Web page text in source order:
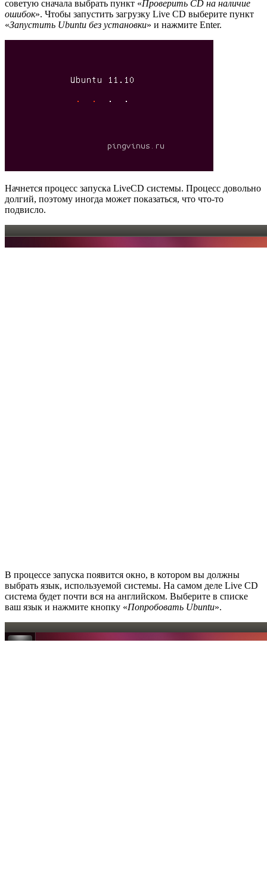
советую сначала выбрать пункт «Проверить CD на наличие
ошибок». Чтобы запустить загрузку Live CD выберите пункт
«Запустить Ubuntu без установки» и нажмите Enter.
Начнется процесс запуска LiveCD системы. Процесс довольно
долгий, поэтому иногда может показаться, что что-то
подвисло.
В процессе запуска появится окно, в котором вы должны
выбрать язык, используемой системы. На самом деле Live CD
система будет почти вся на английском. Выберите в списке
ваш язык и нажмите кнопку «Попробовать Ubuntu».